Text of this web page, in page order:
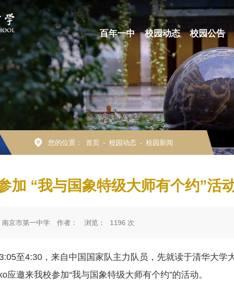
百年一中 校园动态 校园公告
您的位置： 首页 - 校园动态 - 校园新闻
加 “我与国象特级大师有个约”活
南京市第一中学 作者： 浏览： 1196 次
至4:30，来自中国国家队主力队员，先就读于清华大学
应邀来我校参加“我与国象特级大师有个约”的活动。